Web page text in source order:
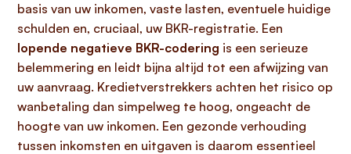
basis van uw inkomen, vaste lasten, eventuele huidige
schulden en, cruciaal, uw BKR-registratie. Een
lopende negatieve BKR-codering is een serieuze
belemmering en leidt bijna altijd tot een afwijzing van
uw aanvraag. Kredietverstrekkers achten het risico op
wanbetaling dan simpelweg te hoog, ongeacht de
hoogte van uw inkomen. Een gezonde verhouding
tussen inkomsten en uitgaven is daarom essentieel